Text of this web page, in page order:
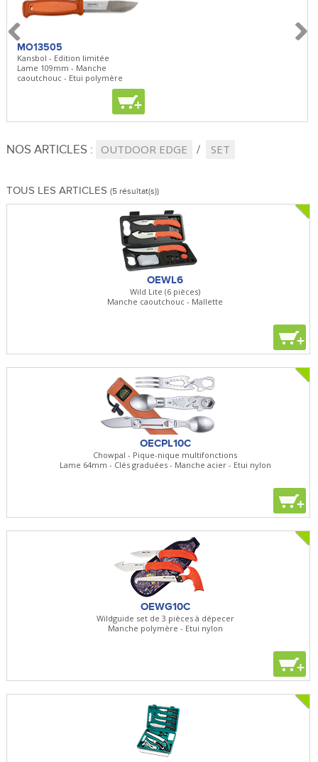
MO13505
Kansbol - Edition limitée
Lame 109mm - Manche
caoutchouc - Etui polymère
+
NOS ARTICLES : OUTDOOR EDGE SET
TOUS LES ARTICLES (5 résultat(s))
OEWL6
Wild Lite (6 pièces)
Manche caoutchouc - Mallette
+
OECPL10C
Chowpal - Pique-nique multifonctions
Lame 64mm - Clés graduées - Manche acier - Etui nylon
+
OEWG10C
Wildguide set de 3 pièces à dépecer
Manche polymère - Etui nylon
+